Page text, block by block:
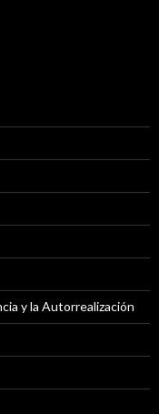
y la Autorrealización